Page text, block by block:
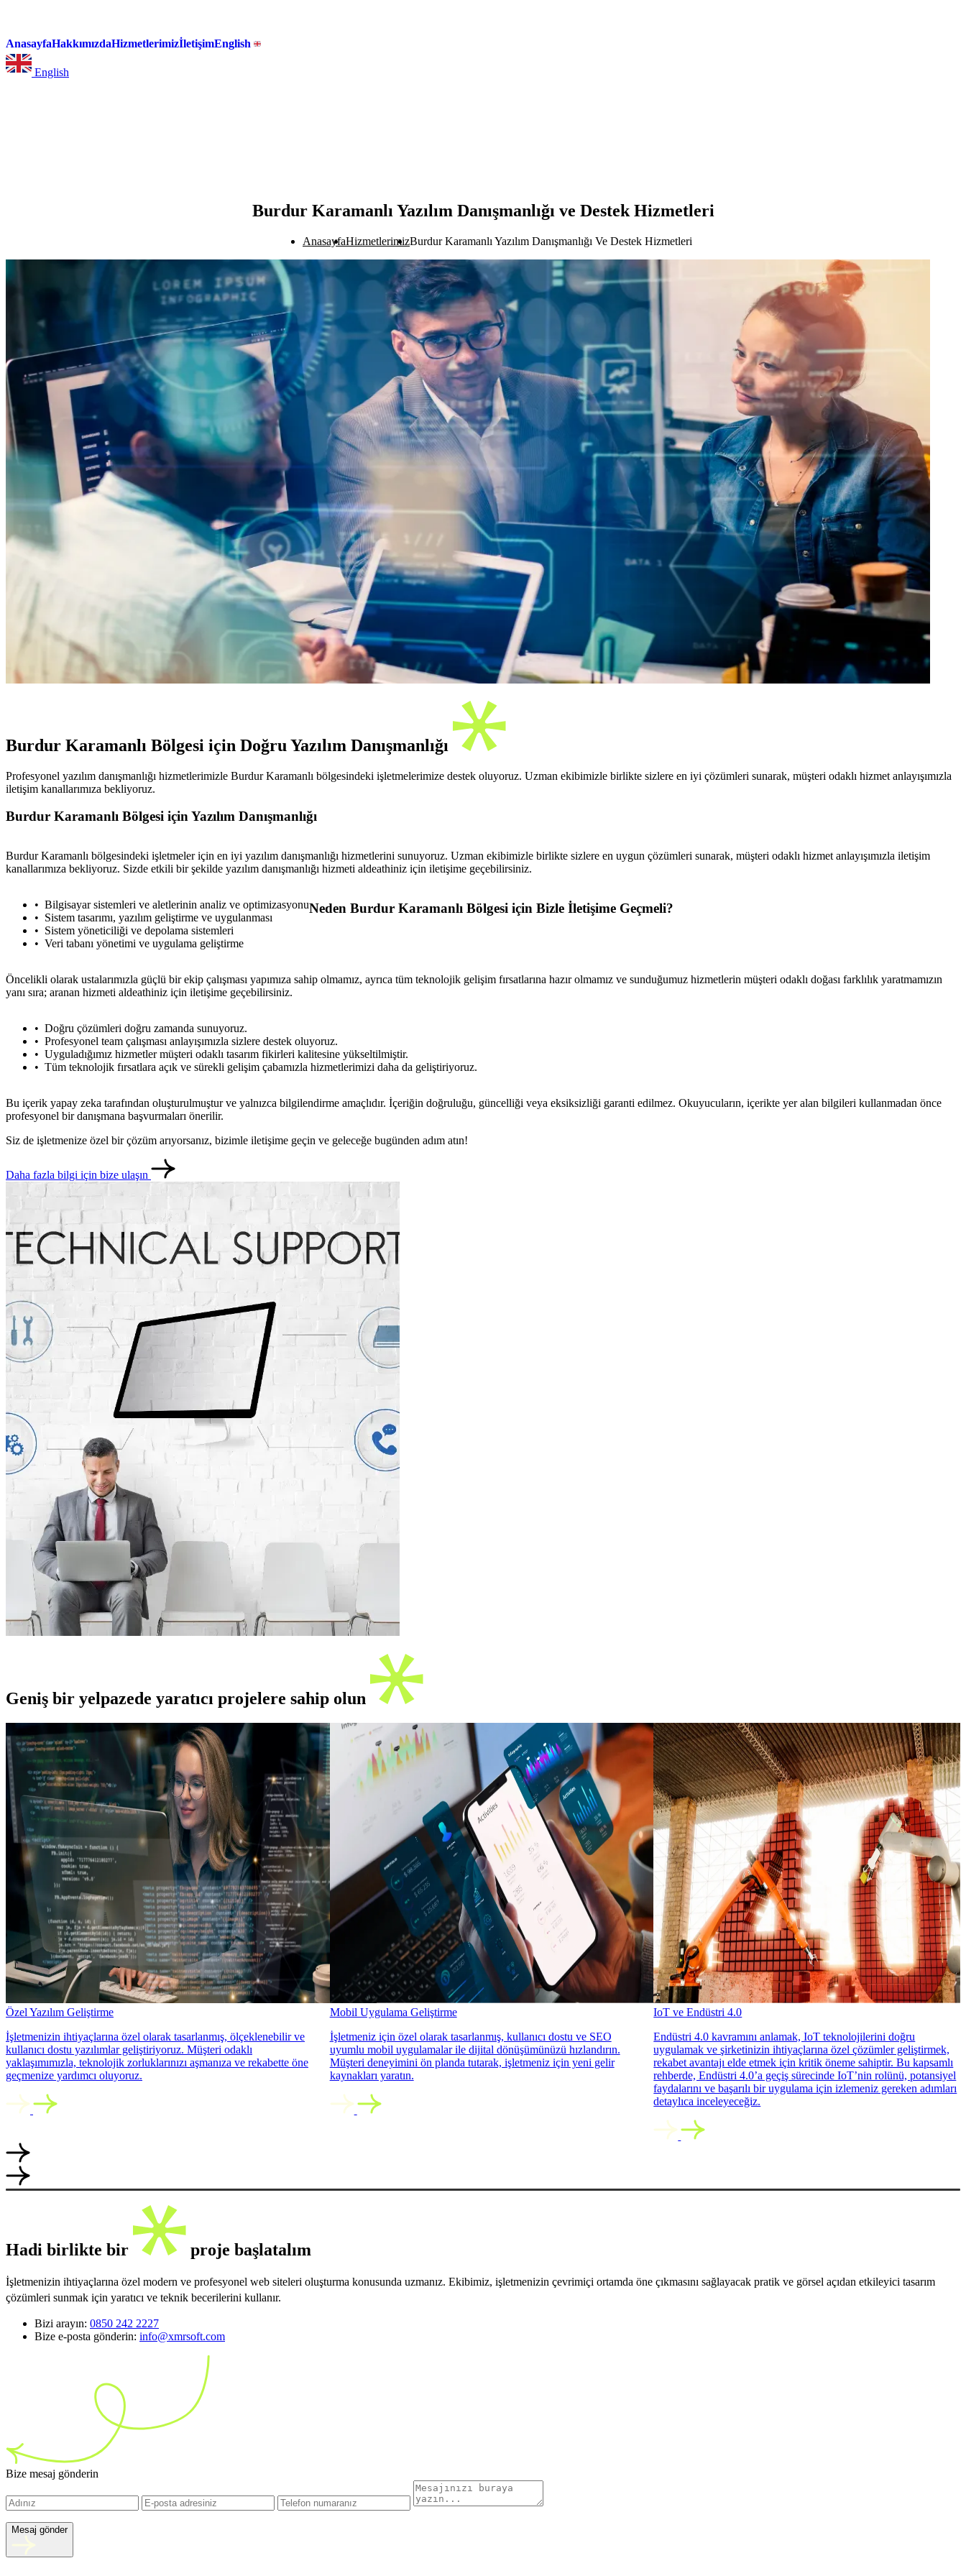
AnasayfaHakkımızdaHizmetlerimizİletişimEnglish
English
Burdur Karamanlı Yazılım Danışmanlığı ve Destek Hizmetleri
AnasayfaHizmetlerimizBurdur Karamanlı Yazılım Danışmanlığı Ve Destek Hizmetleri
Burdur Karamanlı Bölgesi için Doğru Yazılım Danışmanlığı
Profesyonel yazılım danışmanlığı hizmetlerimizle Burdur Karamanlı bölgesindeki işletmelerimize destek oluyoruz. Uzman ekibimizle birlikte sizlere en iyi çözümleri sunarak, müşteri odaklı hizmet anlayışımızla
iletişim kanallarımıza bekliyoruz.
Burdur Karamanlı Bölgesi için Yazılım Danışmanlığı
Burdur Karamanlı bölgesindeki işletmeler için en iyi yazılım danışmanlığı hizmetlerini sunuyoruz. Uzman ekibimizle birlikte sizlere en uygun çözümleri sunarak, müşteri odaklı hizmet anlayışımızla iletişim
kanallarımıza bekliyoruz. Sizde etkili bir şekilde yazılım danışmanlığı hizmeti aldeathiniz için iletişime geçebilirsiniz.
Bilgisayar sistemleri ve aletlerinin analiz ve optimizasyonu
Sistem tasarımı, yazılım geliştirme ve uygulanması
Sistem yöneticiliği ve depolama sistemleri
Veri tabanı yönetimi ve uygulama geliştirme
Neden Burdur Karamanlı Bölgesi için Bizle İletişime Geçmeli?
Öncelikli olarak ustalarımızla güçlü bir ekip çalışması yapımıza sahip olmamız, ayrıca tüm teknolojik gelişim fırsatlarına hazır olmamız ve sunduğumuz hizmetlerin müşteri odaklı doğası farklılık yaratmamızın
yanı sıra; aranan hizmeti aldeathiniz için iletişime geçebilirsiniz.
Doğru çözümleri doğru zamanda sunuyoruz.
Profesyonel team çalışması anlayışımızla sizlere destek oluyoruz.
Uyguladığımız hizmetler müşteri odaklı tasarım fikirleri kalitesine yükseltilmiştir.
Tüm teknolojik fırsatlara açık ve sürekli gelişim çabamızla hizmetlerimizi daha da geliştiriyoruz.
Bu içerik yapay zeka tarafından oluşturulmuştur ve yalnızca bilgilendirme amaçlıdır. İçeriğin doğruluğu, güncelliği veya eksiksizliği garanti edilmez. Okuyucuların, içerikte yer alan bilgileri kullanmadan önce
profesyonel bir danışmana başvurmaları önerilir.
Siz de işletmenize özel bir çözüm arıyorsanız, bizimle iletişime geçin ve geleceğe bugünden adım atın!
Daha fazla bilgi için bize ulaşın
Geniş bir yelpazede yaratıcı projelere sahip olun
Özel Yazılım Geliştirme
İşletmenizin ihtiyaçlarına özel olarak tasarlanmış, ölçeklenebilir ve
kullanıcı dostu yazılımlar geliştiriyoruz. Müşteri odaklı
yaklaşımımızla, teknolojik zorluklarınızı aşmanıza ve rekabette öne
geçmenize yardımcı oluyoruz.
Mobil Uygulama Geliştirme
İşletmeniz için özel olarak tasarlanmış, kullanıcı dostu ve SEO
uyumlu mobil uygulamalar ile dijital dönüşümünüzü hızlandırın.
Müşteri deneyimini ön planda tutarak, işletmeniz için yeni gelir
kaynakları yaratın.
IoT ve Endüstri 4.0
Endüstri 4.0 kavramını anlamak, IoT teknolojilerini doğru
uygulamak ve şirketinizin ihtiyaçlarına özel çözümler geliştirmek,
rekabet avantajı elde etmek için kritik öneme sahiptir. Bu kapsamlı
rehberde, Endüstri 4.0’a geçiş sürecinde IoT’nin rolünü, potansiyel
faydalarını ve başarılı bir uygulama için izlemeniz gereken adımları
detaylıca inceleyeceğiz.
Hadi birlikte bir proje başlatalım
İşletmenizin ihtiyaçlarına özel modern ve profesyonel web siteleri oluşturma konusunda uzmanız. Ekibimiz, işletmenizin çevrimiçi ortamda öne çıkmasını sağlayacak pratik ve görsel açıdan etkileyici tasarım
çözümleri sunmak için yaratıcı ve teknik becerilerini kullanır.
Bizi arayın: 0850 242 2227
Bize e-posta gönderin: info@xmrsoft.com
Bize mesaj gönderin
Mesaj gönder